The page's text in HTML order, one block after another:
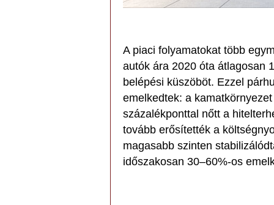
A piaci folyamatokat több
autók ára 2020 óta átlagosan
belépési küszöböt. Ezzel
emelkedtek: a
százalékponttal nőtt a
tovább erősítették a
magasabb szinten
időszakosan 30–60%-os